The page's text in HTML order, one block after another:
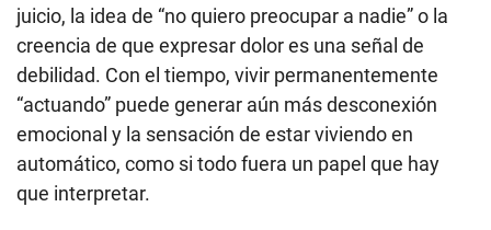
juicio, la idea de “no quiero preocupar a nadie” o la
creencia de que expresar dolor es una señal de
debilidad. Con el tiempo, vivir permanentemente
“actuando” puede generar aún más desconexión
emocional y la sensación de estar viviendo en
automático, como si todo fuera un papel que hay
que interpretar.